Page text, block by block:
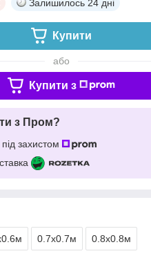
Залишилось 24 дні
Купити
або
Купити з
з Пром?
захистом
0.7х0.7м 0.8х0.8м